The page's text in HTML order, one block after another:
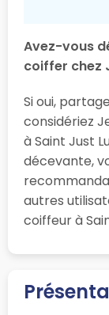
Avez-vous
coiffer chez
Si oui,
considériez
à Saint Just
décevante,
autres
coiffeur à